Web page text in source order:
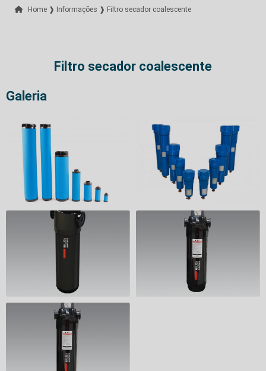
Home ❱ Informações ❱ Filtro secador coalescente
Filtro secador coalescente
Galeria